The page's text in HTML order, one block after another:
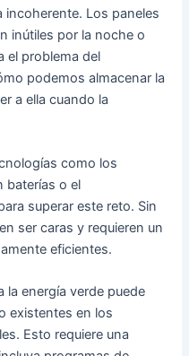
incoherente. Los paneles
inútiles por la noche o
el problema del
podemos almacenar la
a ella cuando la
como los
baterías o el
superar este reto. Sin
ser caras y requieren un
eficientes.
la energía verde puede
existentes en los
Esto requiere una